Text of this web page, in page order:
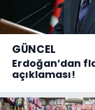
GÜNCEL
Erdoğan’dan
açıklaması!